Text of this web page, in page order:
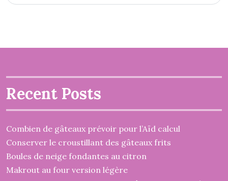
Recent Posts
Combien de gâteaux prévoir pour l’Aïd calcul
Conserver le croustillant des gâteaux frits
Boules de neige fondantes au citron
Makrout au four version légère